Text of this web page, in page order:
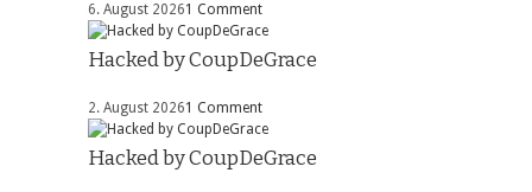
6. August 20261 Comment
Hacked by CoupDeGrace
2. August 20261 Comment
Hacked by CoupDeGrace